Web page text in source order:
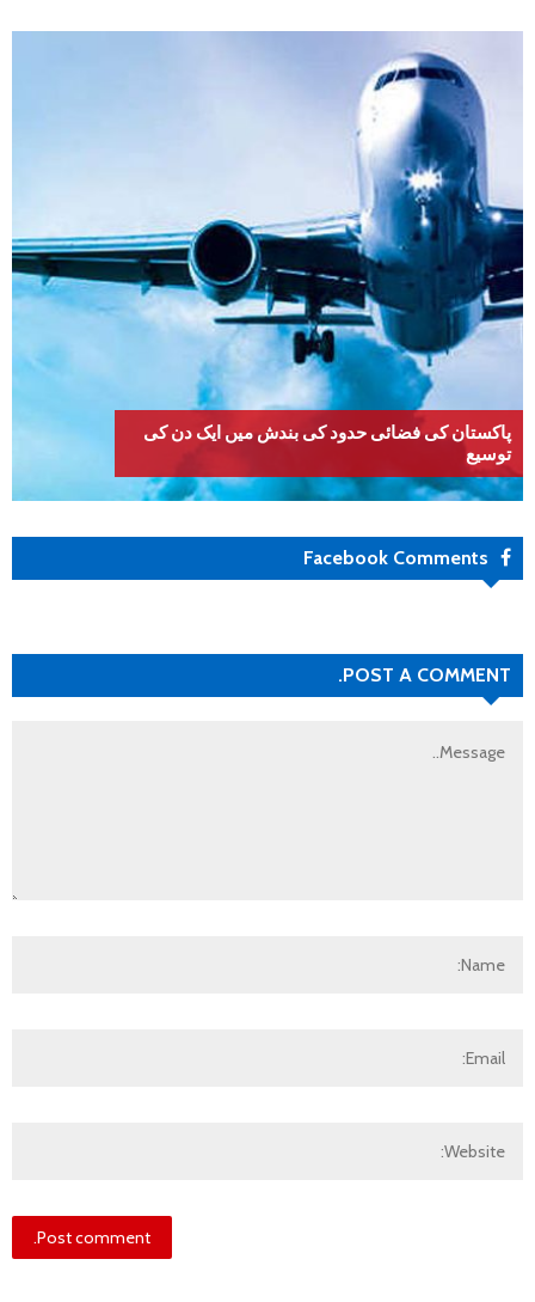
پاکستان کی فضائی حدود کی بندش میں ایک دن کی
توسیع
Facebook Comments
POST A COMMENT.